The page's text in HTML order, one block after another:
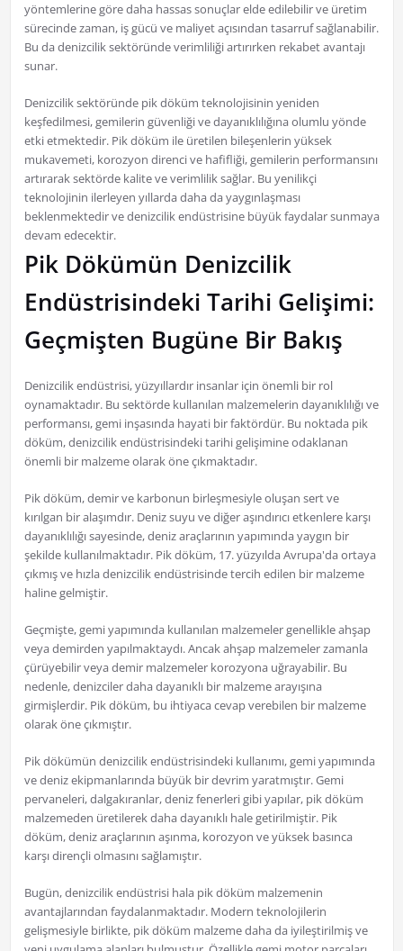
yöntemlerine göre daha hassas sonuçlar elde edilebilir ve üretim
sürecinde zaman, iş gücü ve maliyet açısından tasarruf sağlanabilir.
Bu da denizcilik sektöründe verimliliği artırırken rekabet avantajı
sunar.
Denizcilik sektöründe pik döküm teknolojisinin yeniden
keşfedilmesi, gemilerin güvenliği ve dayanıklılığına olumlu yönde
etki etmektedir. Pik döküm ile üretilen bileşenlerin yüksek
mukavemeti, korozyon direnci ve hafifliği, gemilerin performansını
artırarak sektörde kalite ve verimlilik sağlar. Bu yenilikçi
teknolojinin ilerleyen yıllarda daha da yaygınlaşması
beklenmektedir ve denizcilik endüstrisine büyük faydalar sunmaya
devam edecektir.
Pik Dökümün Denizcilik
Endüstrisindeki Tarihi Gelişimi:
Geçmişten Bugüne Bir Bakış
Denizcilik endüstrisi, yüzyıllardır insanlar için önemli bir rol
oynamaktadır. Bu sektörde kullanılan malzemelerin dayanıklılığı ve
performansı, gemi inşasında hayati bir faktördür. Bu noktada pik
döküm, denizcilik endüstrisindeki tarihi gelişimine odaklanan
önemli bir malzeme olarak öne çıkmaktadır.
Pik döküm, demir ve karbonun birleşmesiyle oluşan sert ve
kırılgan bir alaşımdır. Deniz suyu ve diğer aşındırıcı etkenlere karşı
dayanıklılığı sayesinde, deniz araçlarının yapımında yaygın bir
şekilde kullanılmaktadır. Pik döküm, 17. yüzyılda Avrupa'da ortaya
çıkmış ve hızla denizcilik endüstrisinde tercih edilen bir malzeme
haline gelmiştir.
Geçmişte, gemi yapımında kullanılan malzemeler genellikle ahşap
veya demirden yapılmaktaydı. Ancak ahşap malzemeler zamanla
çürüyebilir veya demir malzemeler korozyona uğrayabilir. Bu
nedenle, denizciler daha dayanıklı bir malzeme arayışına
girmişlerdir. Pik döküm, bu ihtiyaca cevap verebilen bir malzeme
olarak öne çıkmıştır.
Pik dökümün denizcilik endüstrisindeki kullanımı, gemi yapımında
ve deniz ekipmanlarında büyük bir devrim yaratmıştır. Gemi
pervaneleri, dalgakıranlar, deniz fenerleri gibi yapılar, pik döküm
malzemeden üretilerek daha dayanıklı hale getirilmiştir. Pik
döküm, deniz araçlarının aşınma, korozyon ve yüksek basınca
karşı dirençli olmasını sağlamıştır.
Bugün, denizcilik endüstrisi hala pik döküm malzemenin
avantajlarından faydalanmaktadır. Modern teknolojilerin
gelişmesiyle birlikte, pik döküm malzeme daha da iyileştirilmiş ve